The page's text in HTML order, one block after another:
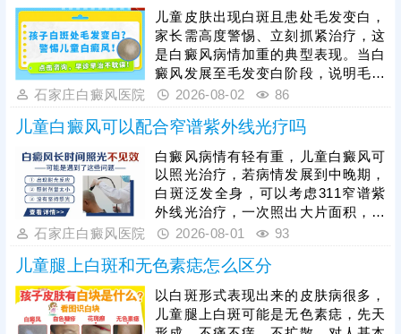
当中：黑色素细胞种植，与植皮手术
相比，自体活性色素细胞移植成活
快，着色均匀，不留疤痕，复色成功
率高。做手术认准正规医院，经验丰
富的医生操作，告知术前术后护理事
项，一次治疗成功率更高。
儿童皮肤出现白斑且患处毛发变白，
家长需高度警惕、立刻抓紧治疗，这
是白癜风病情加重的典型表现。当白
癜风发展至毛发变白阶段，说明毛囊
黑色素细胞已受损，治疗难度会明显
增加，家长切勿病急乱投医，随意使
用偏方、激素类药膏盲目医治，儿童
白癜风需遵循科学诊疗原则，临床多
采用综合性治疗方案，像中医定向、
药物渗透联合308激光是常用且安全
高效的方法，适配儿童体质，能够内
外兼顾修复黑色素细胞，复色效果明
显。白癜风治疗是循序渐进的过程，
家长需坚持
石家庄白癜风医院 2026-08-02 86
儿童白癜风可以配合窄谱紫外线光疗吗
白癜风病情有轻有重，儿童白癜风可
以照光治疗，若病情发展到中晚期，
白斑泛发全身，可以考虑311窄谱紫
外线光治疗，一次照出大片面积，节
省单次照光时间和费用;若白斑面积较
光治疗，靶向性好，起效快，安全性
高。照光治疗需确定合适的剂量、频
率，维持疗效连贯;可搭配对症药物进
行综合治疗，双管齐下，提升疗效，
石家庄白癜风医院 2026-08-01 93
儿童腿上白斑和无色素痣怎么区分
以白斑形式表现出来的皮肤病很多，
儿童腿上白斑可能是无色素痣，先天